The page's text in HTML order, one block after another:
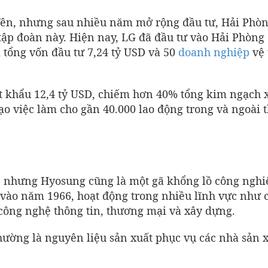
nhưng sau nhiều năm mở rộng đầu tư, Hải
đoàn này. Hiện nay, LG đã đầu tư vào Hải Phòng
vốn đầu tư 7,24 tỷ USD và 50 doanh nghiệp vệ
12,4 tỷ USD, chiếm hơn 40% tổng kim ngạch
việc làm cho gần 40.000 lao động trong và ngoài
Hyosung cũng là một gã khổng lồ công
năm 1966, hoạt động trong nhiều lĩnh vực như
nghệ thông tin, thương mại và xây dựng.
là nguyên liệu sản xuất phục vụ các nhà sản